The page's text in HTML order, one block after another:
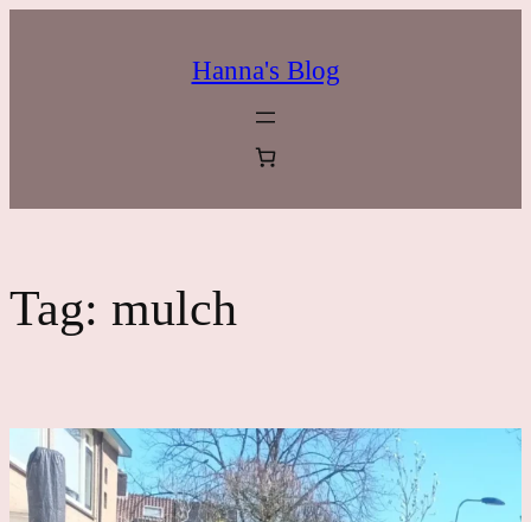
Hanna's Blog
Tag: mulch